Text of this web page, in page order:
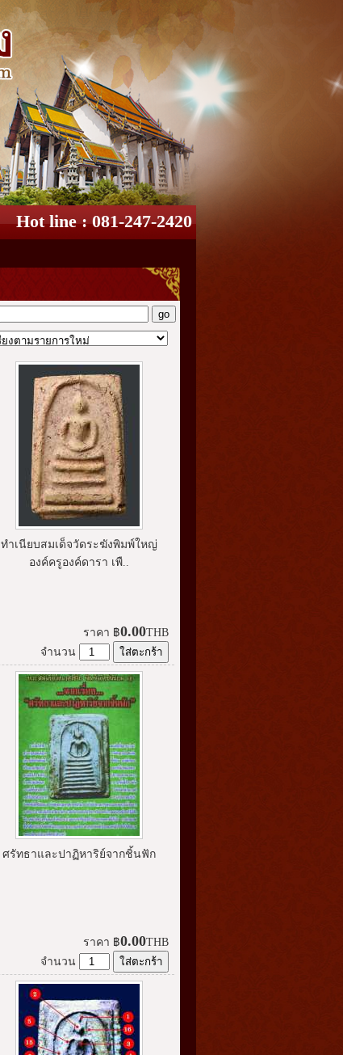
Hot line : 081-247-2420
ทำเนียบสมเด็จวัดระฆังพิมพ์ใหญ่
องค์ครูองค์ดารา เพื..
ราคา ฿0.00THB
จำนวน
ศรัทธาและปาฏิหาริย์จากชิ้นฟัก
ราคา ฿0.00THB
จำนวน